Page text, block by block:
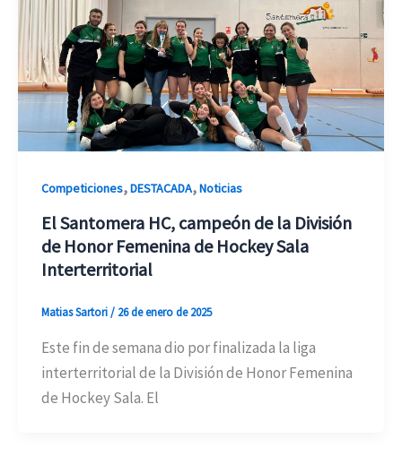
Competiciones,DESTACADA,Noticias
El Santomera HC, campeón de la División
de Honor Femenina de Hockey Sala
Interterritorial
Matias Sartori/ 26 de enero de 2025
Este fin de semana dio por finalizada la liga
interterritorial de la División de Honor Femenina
de Hockey Sala. El